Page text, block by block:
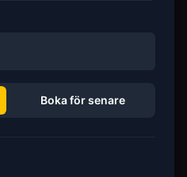
Boka för senare